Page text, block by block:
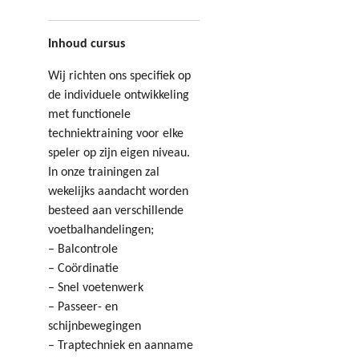
Inhoud cursus
Wij richten ons specifiek op
de individuele ontwikkeling
met functionele
techniektraining voor elke
speler op zijn eigen niveau.
In onze trainingen zal
wekelijks aandacht worden
besteed aan verschillende
voetbalhandelingen;
– Balcontrole
– Coördinatie
– Snel voetenwerk
– Passeer- en
schijnbewegingen
– Traptechniek en aanname